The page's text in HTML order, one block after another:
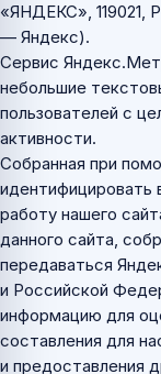
«ЯНДЕКС», 119021,
— Яндекс).
Сервис
небольшие
пользователей с
активности.
Собранная при
идентифицировать
работу нашего
данного сайта,
передаваться
и Российской
информацию для
составления для
и предоставления